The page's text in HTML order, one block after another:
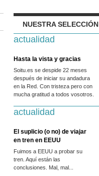
NUESTRA SELECCIÓN
actualidad
Hasta la vista y gracias
Soitu.es se despide 22 meses
después de iniciar su andadura
en la Red. Con tristeza pero con
mucha gratitud a todos vosotros.
actualidad
El suplicio (o no) de viajar
en tren en EEUU
Fuimos a EEUU a probar su
tren. Aquí están las
conclusiones. Mal, mal...